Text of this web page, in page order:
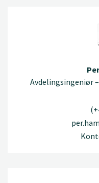
Avdelingsingeniør